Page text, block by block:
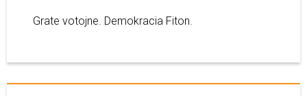
Grate votojne. Demokracia Fiton.